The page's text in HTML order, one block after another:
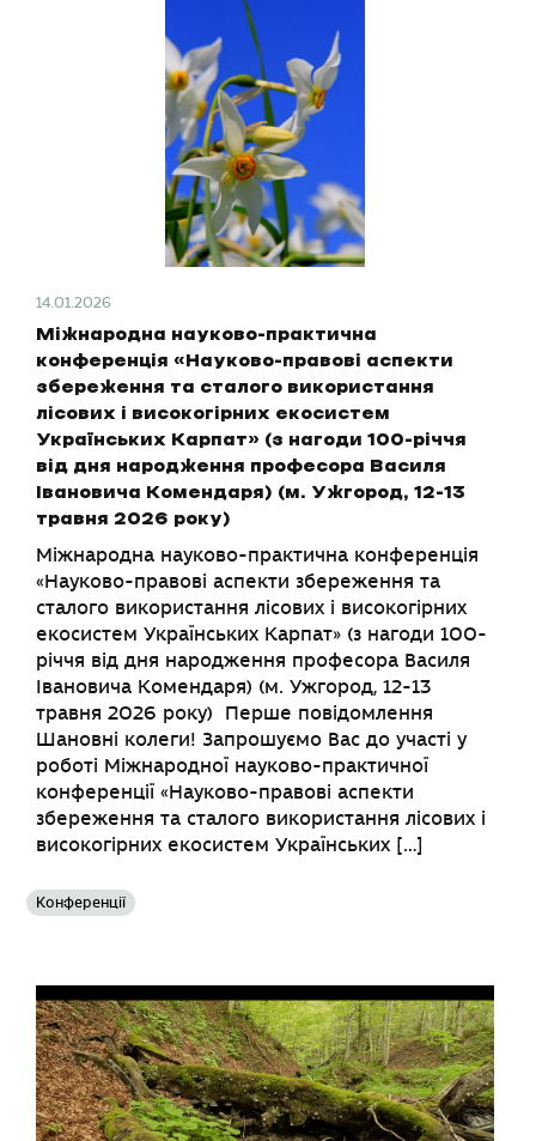
14.01.2026
Міжнародна науково-практична
конференція «Науково-правові аспекти
збереження та сталого використання
лісових і високогірних екосистем
Українських Карпат» (з нагоди 100-річчя
від дня народження професора Василя
Івановича Комендаря) (м. Ужгород, 12-13
травня 2026 року)
Міжнародна науково-практична конференція
«Науково-правові аспекти збереження та
сталого використання лісових і високогірних
екосистем Українських Карпат» (з нагоди 100-
річчя від дня народження професора Василя
Івановича Комендаря) (м. Ужгород, 12-13
травня 2026 року) Перше повідомлення
Шановні колеги! Запрошуємо Вас до участі у
роботі Міжнародної науково-практичної
конференції «Науково-правові аспекти
збереження та сталого використання лісових і
високогірних екосистем Українських […]
Конференції